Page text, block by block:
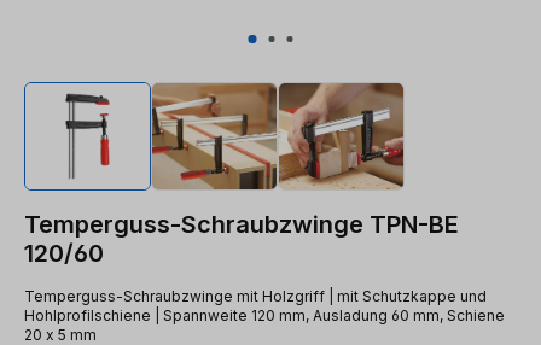
Temperguss-Schraubzwinge TPN-BE
120/60
Temperguss-Schraubzwinge mit Holzgriff | mit Schutzkappe und
Hohlprofilschiene | Spannweite 120 mm, Ausladung 60 mm, Schiene
20 x 5 mm